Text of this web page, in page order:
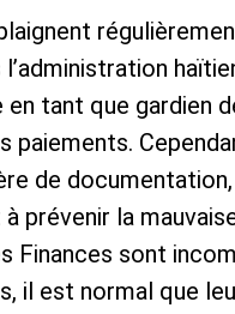
en tant que gardien
paiements.
de
prévenir la
Finances sont
il est normal que